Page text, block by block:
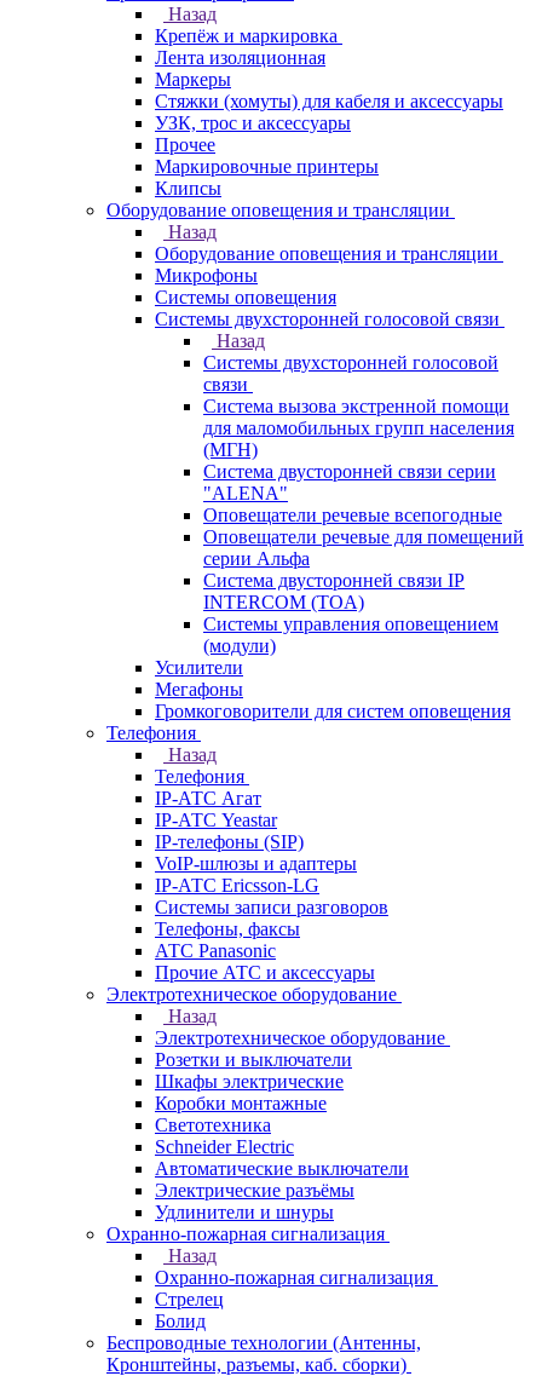
Назад
Крепёж и маркировка
Лента изоляционная
Маркеры
Стяжки (хомуты) для кабеля и аксессуары
УЗК, трос и аксессуары
Прочее
Маркировочные принтеры
Клипсы
Оборудование оповещения и трансляции
Назад
Оборудование оповещения и трансляции
Микрофоны
Системы оповещения
Системы двухсторонней голосовой связи
Назад
Системы двухсторонней голосовой
связи
Система вызова экстренной помощи
для маломобильных групп населения
(МГН)
Система двусторонней связи серии
"ALENA"
Оповещатели речевые всепогодные
Оповещатели речевые для помещений
серии Альфа
Система двусторонней связи IP
INTERCOM (TOA)
Системы управления оповещением
(модули)
Усилители
Мегафоны
Громкоговорители для систем оповещения
Телефония
Назад
Телефония
IP-АТС Агат
IP-АТС Yeastar
IP-телефоны (SIP)
VoIP-шлюзы и адаптеры
IP-АТС Ericsson-LG
Системы записи разговоров
Телефоны, факсы
АТС Panasonic
Прочие АТС и аксессуары
Электротехническое оборудование
Назад
Электротехническое оборудование
Розетки и выключатели
Шкафы электрические
Коробки монтажные
Светотехника
Schneider Electric
Автоматические выключатели
Электрические разъёмы
Удлинители и шнуры
Охранно-пожарная сигнализация
Назад
Охранно-пожарная сигнализация
Стрелец
Болид
Беспроводные технологии (Антенны,
Кронштейны, разъемы, каб. сборки)